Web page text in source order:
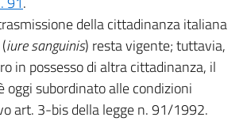
della cittadinanza italiana
iure sanguinis) resta vigente; tuttavia,
in possesso di altra cittadinanza, il
oggi subordinato alle condizioni
art. 3-bis della legge n. 91/1992.